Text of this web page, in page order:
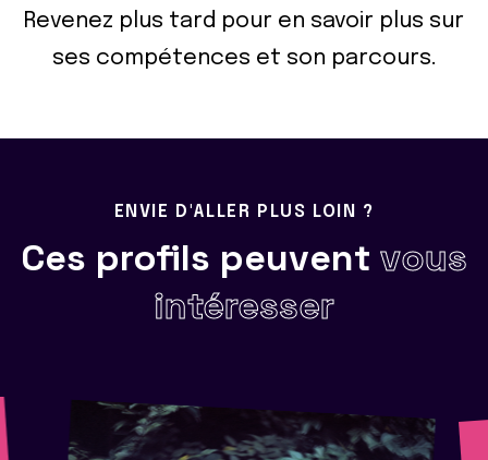
Revenez plus tard pour en savoir plus sur
ses compétences et son parcours.
ENVIE D'ALLER PLUS LOIN ?
Ces profils peuvent vous
intéresser